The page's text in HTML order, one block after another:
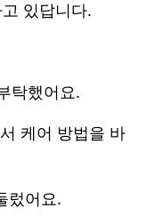
있답니다.
탁했어요.
케어 방법을 바
렀어요.